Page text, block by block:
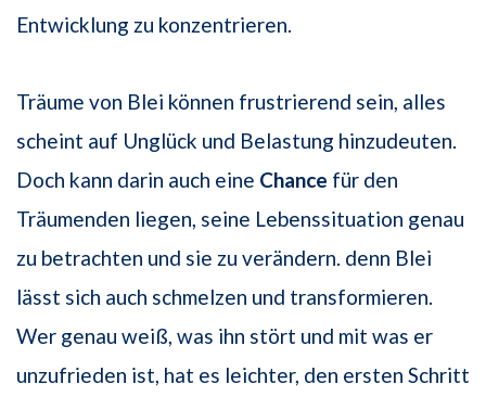
Entwicklung zu konzentrieren.
Träume von Blei können frustrierend sein, alles
scheint auf Unglück und Belastung hinzudeuten.
Doch kann darin auch eine Chance für den
Träumenden liegen, seine Lebenssituation genau
zu betrachten und sie zu verändern. denn Blei
lässt sich auch schmelzen und transformieren.
Wer genau weiß, was ihn stört und mit was er
unzufrieden ist, hat es leichter, den ersten Schritt